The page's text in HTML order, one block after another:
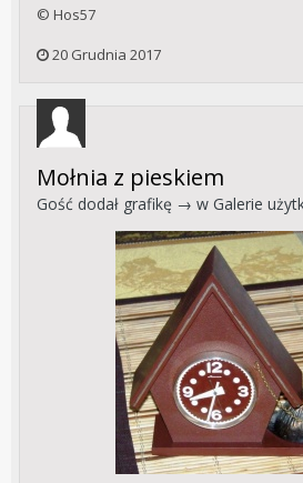
© Hos57
20 Grudnia 2017
Mołnia z pieskiem
Gość dodał grafikę → w Galerie